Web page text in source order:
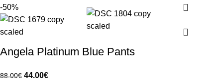
-50%
Angela Platinum Blue Pants
88.00€ 44.00€